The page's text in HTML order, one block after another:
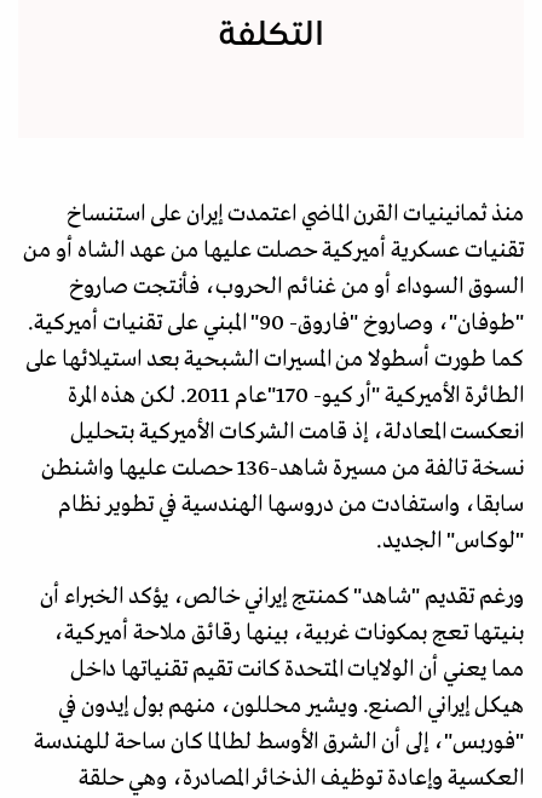
التكلفة
منذ ثمانينيات القرن الماضي اعتمدت إيران على استنساخ
تقنيات عسكرية أميركية حصلت عليها من عهد الشاه أو من
السوق السوداء أو من غنائم الحروب، فأنتجت صاروخ
"طوفان"، وصاروخ "فاروق- 90" المبني على تقنيات أميركية.
كما طورت أسطولا من المسيرات الشبحية بعد استيلائها على
الطائرة الأميركية "أر كيو- 170"عام 2011. لكن هذه المرة
انعكست المعادلة، إذ قامت الشركات الأميركية بتحليل
نسخة تالفة من مسيرة شاهد-136 حصلت عليها واشنطن
سابقا، واستفادت من دروسها الهندسية في تطوير نظام
"لوكاس" الجديد.
ورغم تقديم "شاهد" كمنتج إيراني خالص، يؤكد الخبراء أن
بنيتها تعج بمكونات غربية، بينها رقائق ملاحة أميركية،
مما يعني أن الولايات المتحدة كانت تقيم تقنياتها داخل
هيكل إيراني الصنع. ويشير محللون، منهم بول إيدون في
"فوربس"، إلى أن الشرق الأوسط لطالما كان ساحة للهندسة
العكسية وإعادة توظيف الذخائر المصادرة، وهي حلقة